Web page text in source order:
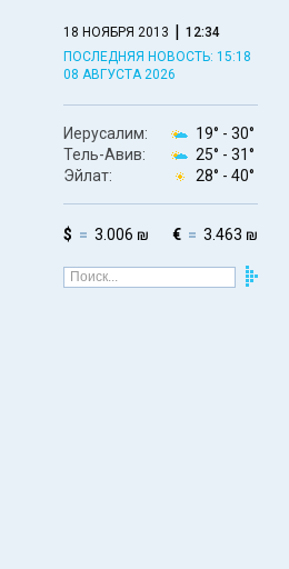
18 НОЯБРЯ 2013 | 12:34
ПОСЛЕДНЯЯ НОВОСТЬ: 15:18
08 АВГУСТА 2026
Иерусалим: 19° - 30°
Тель-Авив:
25° - 31°
Эйлат:
28° - 40°
$ 3.006 ₪ € 3.463 ₪